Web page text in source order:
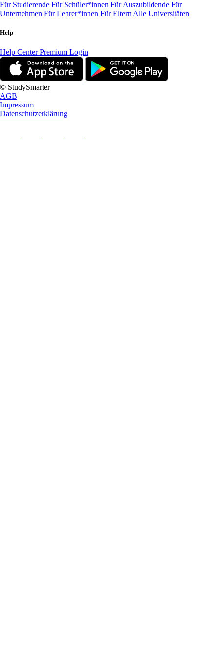
Für Studierende Für Schüler*innen Für Auszubildende Für
Unternehmen Für Lehrer*innen Für Eltern Alle Universitäten
Help
Help CenterPremium Login
© StudySmarter
AGB
Impressum
Datenschutzerklärung